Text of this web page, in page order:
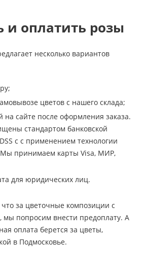
и оплатить розы
несколько вариантов
цветов с нашего склада;
на сайте после оформления заказа.
стандартом банковской
с с применением технологии
принимаем карты Visa, МИР,
для юридических лиц.
за цветочные композиции с
мы попросим внести предоплату. А
оплата берется за цветы,
в Подмосковье.